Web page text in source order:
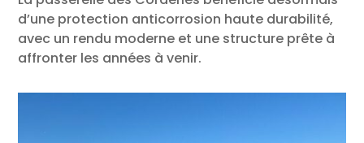
d’une protection anticorrosion haute durabilité,
avec un rendu moderne et une structure prête à
affronter les années à venir.